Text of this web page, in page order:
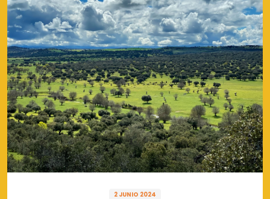
2 JUNIO 2024